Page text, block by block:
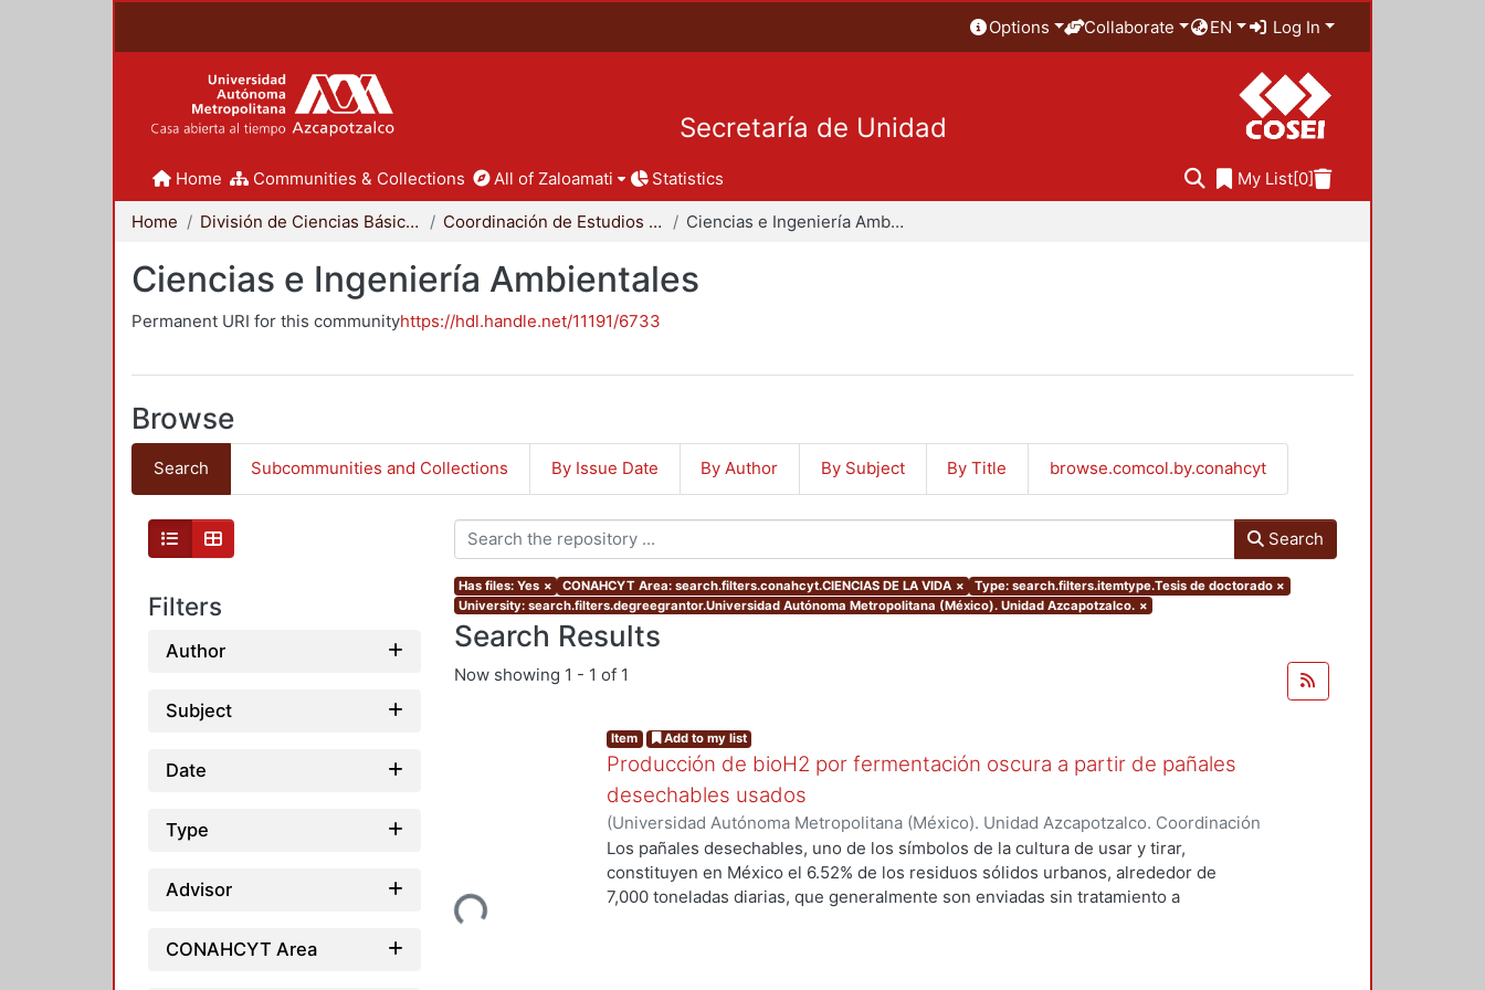
Options Collaborate EN Log In
Secretaría de Unidad
Home Communities & Collections All of Zaloamati Statistics My List[0]
Home División de Ciencias Básicas e Ingeniería Coordinación de Estudios de Posgrado - CBI Ciencias e Ingeniería Ambientales
Ciencias e Ingeniería Ambientales
Permanent URI for this communityhttps://hdl.handle.net/11191/6733
Browse
Search Subcommunities and Collections By Issue Date By Author By Subject By Title browse.comcol.by.conahcyt
Filters
Author
Subject
Date
Type
Advisor
CONAHCYT Area
Search
Has files: Yes × CONAHCYT Area: search.filters.conahcyt.CIENCIAS DE LA VIDA × Type: search.filters.itemtype.Tesis de doctorado ×
University: search.filters.degreegrantor.Universidad Autónoma Metropolitana (México). Unidad Azcapotzalco. ×
Search Results
Now showing 1 - 1 of 1
Loading...
Item Add to my list
Producción de bioH2 por fermentación oscura a partir de pañales
desechables usados
(Universidad Autónoma Metropolitana (México). Unidad Azcapotzalco. Coordinación
de Servicios de Información.,2017-04)SOTELO NAVARRO, PERLA XOCHITL
Los pañales desechables, uno de los símbolos de la cultura de usar y tirar,
constituyen en México el 6.52% de los residuos sólidos urbanos, alrededor de
7,000 toneladas diarias, que generalmente son enviadas sin tratamiento a